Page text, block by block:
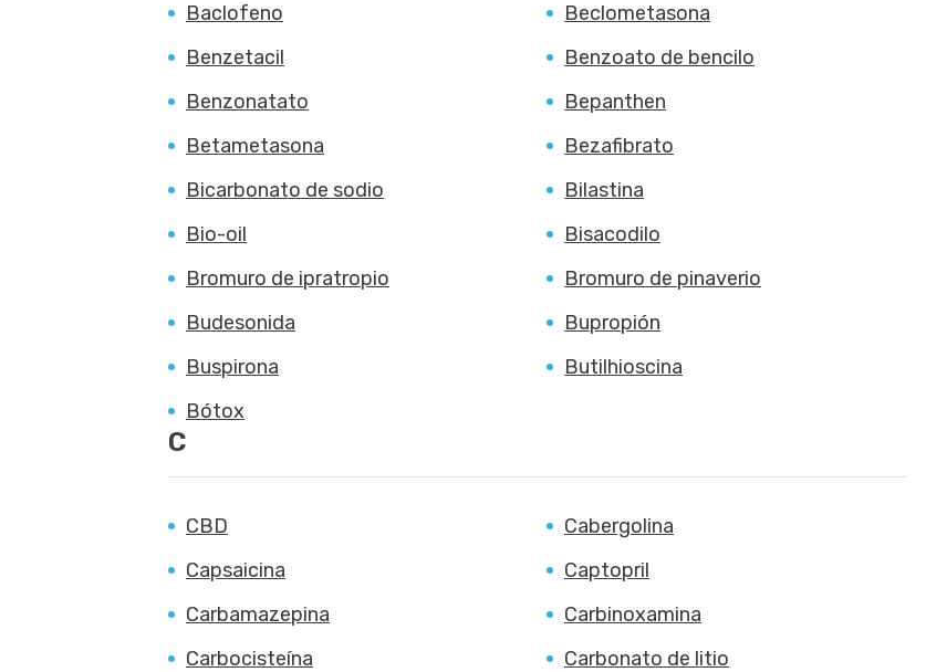
Baclofeno
Beclometasona
Benzetacil
Benzoato de bencilo
Benzonatato
Bepanthen
Betametasona
Bezafibrato
Bicarbonato de sodio
Bilastina
Bio-oil
Bisacodilo
Bromuro de ipratropio
Bromuro de pinaverio
Budesonida
Bupropión
Buspirona
Butilhioscina
Bótox
C
CBD
Cabergolina
Capsaicina
Captopril
Carbamazepina
Carbinoxamina
Carbocisteína
Carbonato de litio